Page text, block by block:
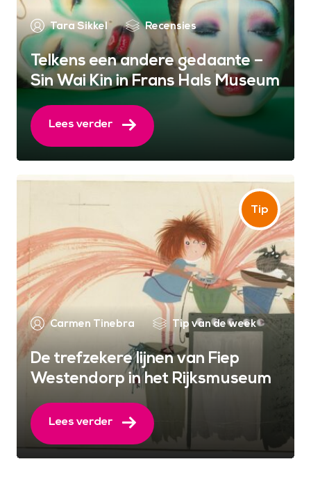
Tara Sikkel Recensies
Telkens een andere gedaante –
Sin Wai Kin in Frans Hals Museum
Lees verder
Carmen Tinebra Tip van de week
De trefzekere lijnen van Fiep
Westendorp in het Rijksmuseum
Lees verder